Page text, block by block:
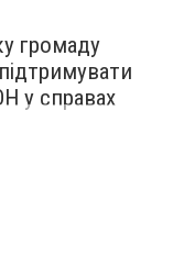
громаду
у справах